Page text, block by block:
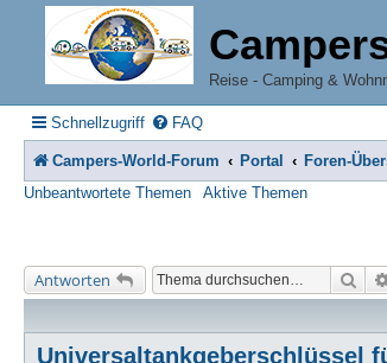
Reise - Camping &
Schnellzugriff FAQ
Campers-World-Forum Portal Foren-
Unbeantwortete Themen
Aktive Themen
Antworten
Universaltankgeberschlüssel